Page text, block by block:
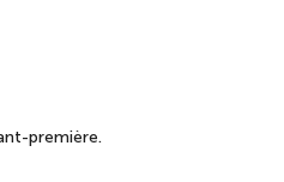
première.